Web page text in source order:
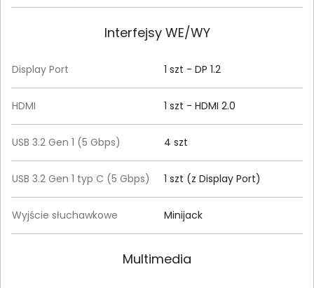
Interfejsy WE/WY
Display Port 1 szt - DP 1.2
HDMI 1 szt - HDMI 2.0
USB 3.2 Gen 1 (5 Gbps) 4 szt
USB 3.2 Gen 1 typ C (5 Gbps) 1 szt (z Display Port)
Wyjście słuchawkowe Minijack
Multimedia